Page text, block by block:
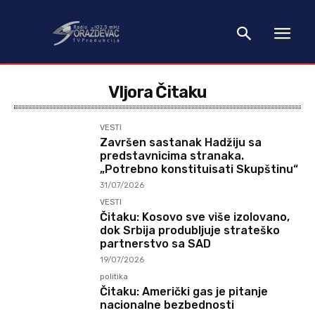
Vljora Čitaku
VESTI
Završen sastanak Hadžiju sa
predstavnicima stranaka.
„Potrebno konstituisati Skupštinu“
31/07/2026
VESTI
Čitaku: Kosovo sve više izolovano,
dok Srbija produbljuje strateško
partnerstvo sa SAD
19/07/2026
politika
Čitaku: Američki gas je pitanje
nacionalne bezbednosti